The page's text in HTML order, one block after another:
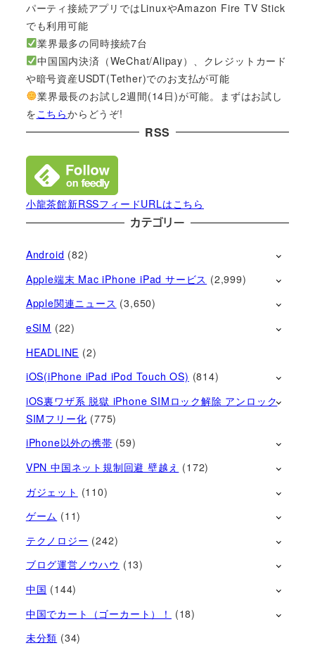
パーティ接続アプリではLinuxやAmazon Fire TV Stick
でも利用可能
業界最多の同時接続7台
中国国内決済（WeChat/Alipay）、クレジットカード
や暗号資産USDT(Tether)でのお支払が可能
業界最長のお試し2週間(14日)が可能。まずはお試し
を こちらからどうぞ!
RSS
小龍茶館新RSSフィードURLはこちら
カテゴリー
Android (82)
Apple端末 Mac iPhone iPad サービス (2,999)
Apple関連ニュース (3,650)
eSIM (22)
HEADLINE (2)
iOS(iPhone iPad iPod Touch OS) (814)
iOS裏ワザ系 脱獄 iPhone SIMロック解除 アンロック
SIMフリー化 (775)
iPhone以外の携帯 (59)
VPN 中国ネット規制回避 壁越え (172)
ガジェット (110)
ゲーム (11)
テクノロジー (242)
ブログ運営ノウハウ (13)
中国 (144)
中国でカート（ゴーカート）！
(18)
未分類 (34)